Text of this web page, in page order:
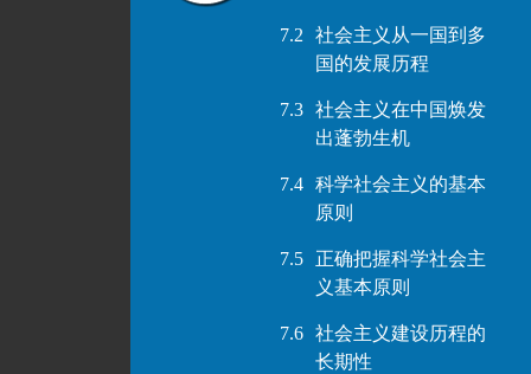
7.2
社会主义从一国到多
国的发展历程
7.3
社会主义在中国焕发
出蓬勃生机
7.4
科学社会主义的基本
原则
7.5
正确把握科学社会主
义基本原则
7.6
社会主义建设历程的
长期性